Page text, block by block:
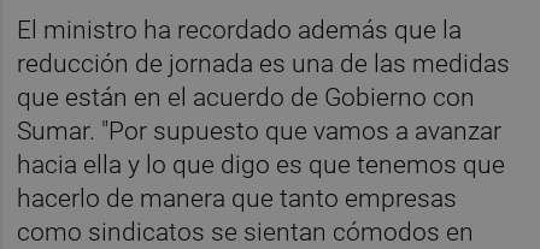
El ministro ha recordado además que la
reducción de jornada es una de las medidas
que están en el acuerdo de Gobierno con
Sumar. "Por supuesto que vamos a avanzar
hacia ella y lo que digo es que tenemos que
hacerlo de manera que tanto empresas
como sindicatos se sientan cómodos en